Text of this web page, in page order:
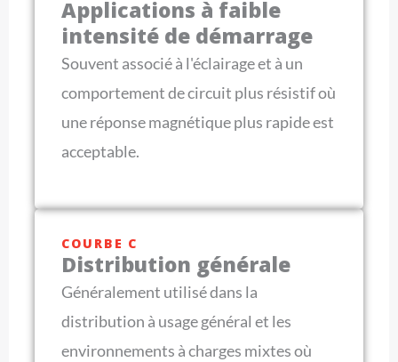
Applications à faible
intensité de démarrage
Souvent associé à l'éclairage et à un
comportement de circuit plus résistif où
une réponse magnétique plus rapide est
acceptable.
COURBE C
Distribution générale
Généralement utilisé dans la
distribution à usage général et les
environnements à charges mixtes où